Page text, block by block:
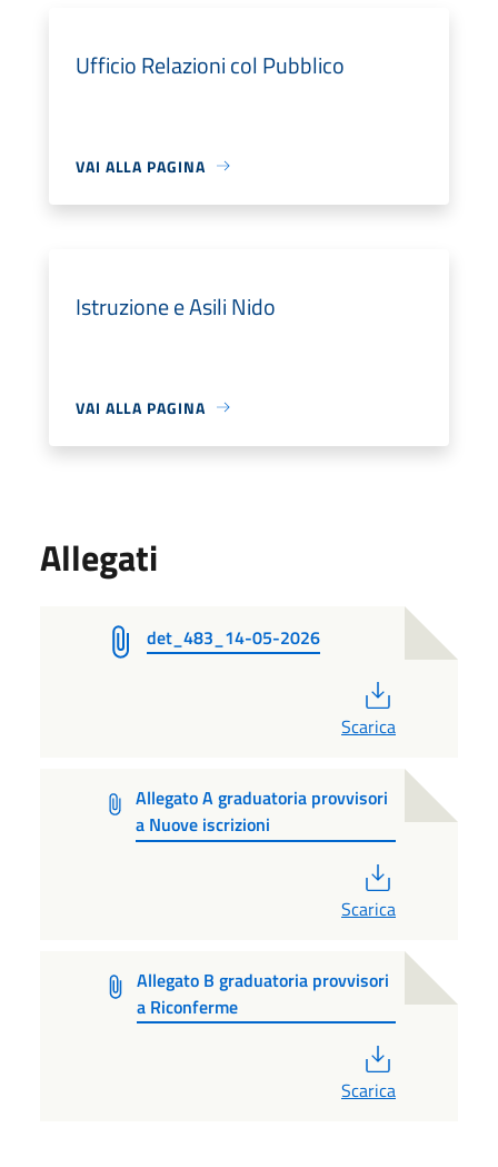
Ufficio Relazioni col Pubblico
VAI ALLA PAGINA
Istruzione e Asili Nido
VAI ALLA PAGINA
Allegati
det_483_14-05-2026
Scarica
Allegato A graduatoria provvisori
a Nuove iscrizioni
Scarica
Allegato B graduatoria provvisori
a Riconferme
Scarica